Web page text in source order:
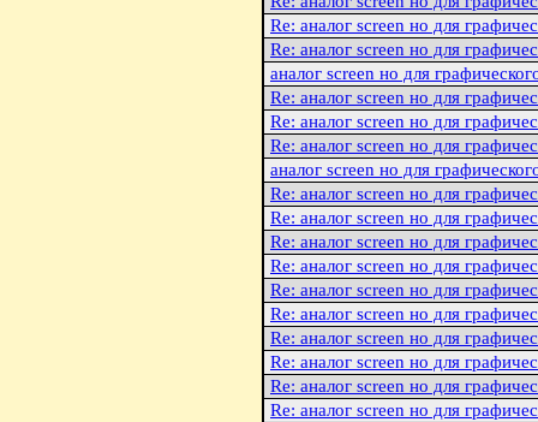
Re: аналог screen но для
Re: аналог screen но для
аналог screen но для
Re: аналог screen но для
Re: аналог screen но для
Re: аналог screen но для
аналог screen но для
Re: аналог screen но для
Re: аналог screen но для
Re: аналог screen но для
Re: аналог screen но для
Re: аналог screen но для
Re: аналог screen но для
Re: аналог screen но для
Re: аналог screen но для
Re: аналог screen но для
Re: аналог screen но для